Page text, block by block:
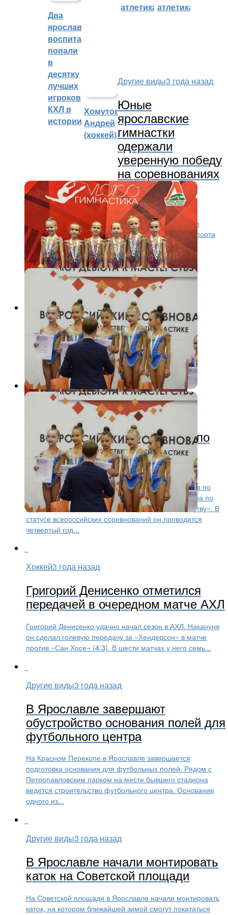
Два
ярославских
воспитанника
попали
в
десятку
лучших
игроков
КХЛ в
истории
атлетика)атлетика)
Хомутов
Андрей
(хоккей)
Другие виды3 года назад
Юные
ярославские
гимнастки
одержали
уверенную победу
на соревнованиях
РФСО
«Локомотив»
В этом году Открытый Кубок РФСО «Локомотив» по
художественной гимнастике проходил во Дворце спорта
«Восток» в Орехово-Зуево с 23 по 26 октября. В
соревнованиях участвовали более...
Другие виды3 года назад
Всероссийские соревнования по
художественной гимнастике
проходят в Ярославле
В Государственном училище олимпийского резерва по
хоккею состоялось торжественное открытие турнира по
художественной гимнастике «От дебюта к мастерству». В
статусе всероссийских соревнований он проводится
четвертый год...
Хоккей3 года назад
Григорий Денисенко отметился
передачей в очередном матче АХЛ
Григорий Денисенко удачно начал сезон в АХЛ. Накануне
он сделал голевую передачу за «Хендерсон» в матче
против «Сан Хосе» (4:3). В шести матчах у него семь...
Другие виды3 года назад
В Ярославле завершают
обустройство основания полей для
футбольного центра
На Красном Перекопе в Ярославле завершается
подготовка основания для футбольных полей. Рядом с
Петропавловским парком на месте бывшего стадиона
ведется строительство футбольного центра. Основание
одного из...
Другие виды3 года назад
В Ярославле начали монтировать
каток на Советской площади
На Советской площади в Ярославле начали монтировать
каток, на котором ближайшей зимой смогут покататься